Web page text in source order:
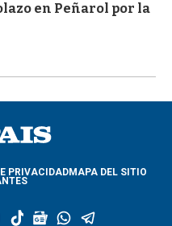
en Peñarol por la
PRIVACIDADMAPA DEL SITIO
t
g
w